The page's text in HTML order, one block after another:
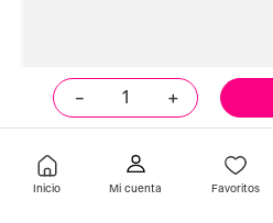
Inicio Favoritos
＋
－
Llevalos juntos